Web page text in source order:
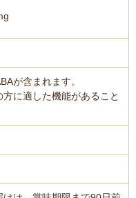
が含まれます。
に適した機能があること